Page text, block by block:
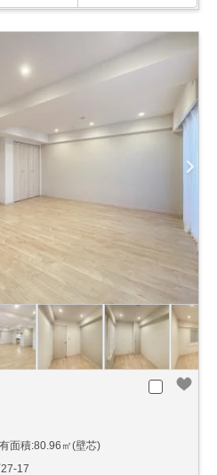
面積:80.96㎡(壁芯)
17